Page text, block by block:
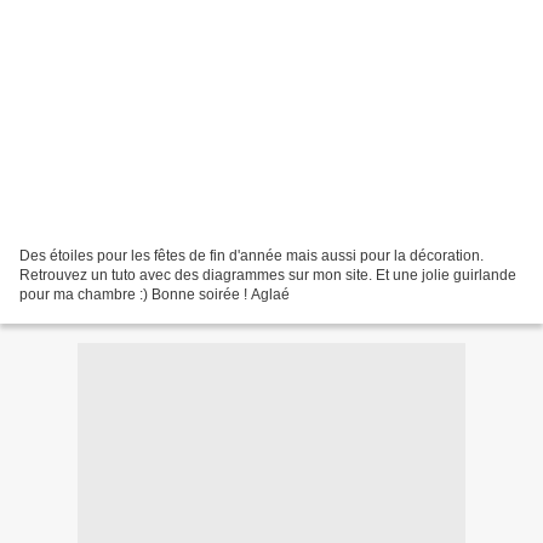
Des étoiles pour les fêtes de fin d'année mais aussi pour la décoration.
Retrouvez un tuto avec des diagrammes sur mon site. Et une jolie guirlande
pour ma chambre :) Bonne soirée ! Aglaé